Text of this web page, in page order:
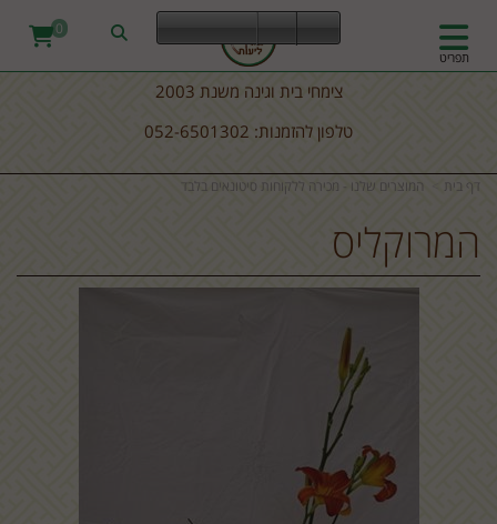
צימחי בית וגינה משנת 2003
טלפון להזמנות: 052-6501302
תפריט
0
דף בית המוצרים שלנו - מכירה ללקוחות סיטונאים בלבד
המרוקליס